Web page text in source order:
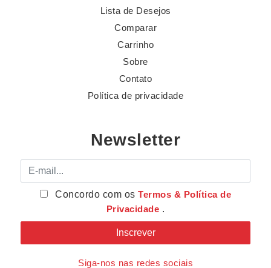
Lista de Desejos
Comparar
Carrinho
Sobre
Contato
Política de privacidade
Newsletter
E-mail
Concordo com osTermos & Política de
Privacidade .
Siga-nos nas redes sociais